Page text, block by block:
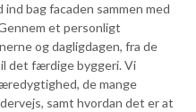
bag facaden sammen med
et personligt
og dagligdagen, fra de
det færdige byggeri. Vi
de mange
samt hvordan det er at